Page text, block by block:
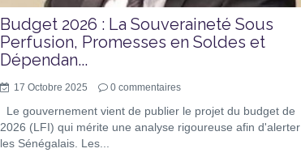
Budget 2026 : La Souveraineté Sous
Perfusion, Promesses en Soldes et
Dépendan...
17 Octobre 2025 0 commentaires
Le gouvernement vient de publier le projet du budget de
2026 (LFI) qui mérite une analyse rigoureuse afin d'alerter
les Sénégalais. Les...